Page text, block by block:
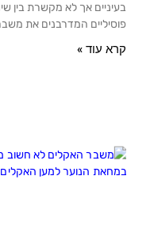
בעיניים אך לא מקשרת בין
פוסיליים המדרבנים את
קרא עוד »